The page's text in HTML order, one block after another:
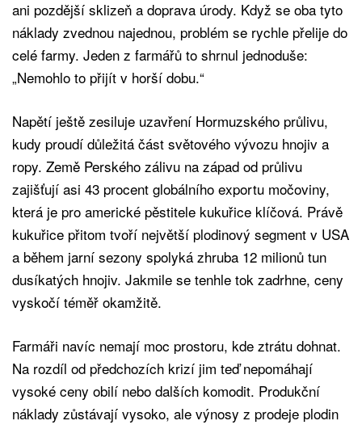
ani pozdější sklizeň a doprava úrody. Když se oba tyto
náklady zvednou najednou, problém se rychle přelije do
celé farmy. Jeden z farmářů to shrnul jednoduše:
„Nemohlo to přijít v horší dobu.“
Napětí ještě zesiluje uzavření Hormuzského průlivu,
kudy proudí důležitá část světového vývozu hnojiv a
ropy. Země Perského zálivu na západ od průlivu
zajišťují asi 43 procent globálního exportu močoviny,
která je pro americké pěstitele kukuřice klíčová. Právě
kukuřice přitom tvoří největší plodinový segment v USA
a během jarní sezony spolyká zhruba 12 milionů tun
dusíkatých hnojiv. Jakmile se tenhle tok zadrhne, ceny
vyskočí téměř okamžitě.
Farmáři navíc nemají moc prostoru, kde ztrátu dohnat.
Na rozdíl od předchozích krizí jim teď nepomáhají
vysoké ceny obilí nebo dalších komodit. Produkční
náklady zůstávají vysoko, ale výnosy z prodeje plodin